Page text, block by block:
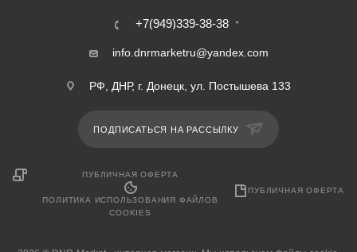
+7(949)339-38-38
info.dnrmarketru@yandex.com
РФ, ДНР, г. Донецк, ул. Постышева 133
ПОДПИСАТЬСЯ НА РАССЫЛКУ
ПУБЛИЧНАЯ ОФЕРТА
ПОЛИТИКА ИСПОЛЬЗОВАНИЯ ФАЙЛОВ
COOKIES
ПУБЛИЧНАЯ ОФЕРТА